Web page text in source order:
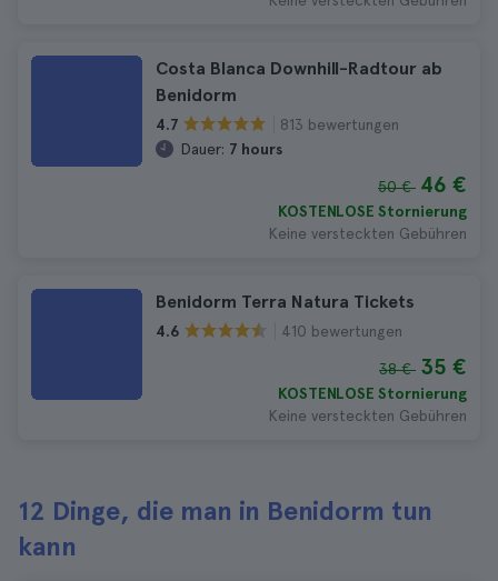
Costa Blanca Downhill-Radtour ab
Benidorm
4.7
813 bewertungen
Dauer: 7 hours
50 € 46 €
KOSTENLOSE Stornierung
Keine versteckten Gebühren
Benidorm Terra Natura Tickets
4.6 410 bewertungen
38 € 35 €
KOSTENLOSE Stornierung
Keine versteckten Gebühren
12 Dinge, die man in Benidorm tun
kann